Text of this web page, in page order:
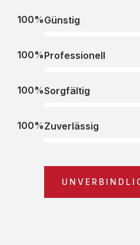
Günstig
100%
Professionell
100%
Sorgfältig
100%
Zuverlässig
100%